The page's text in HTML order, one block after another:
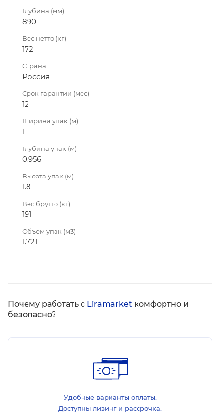
Глубина (мм)
890
Вес нетто (кг)
172
Страна
Россия
Срок гарантии (мес)
12
Ширина упак (м)
1
Глубина упак (м)
0.956
Высота упак (м)
1.8
Вес брутто (кг)
191
Объем упак (м3)
1.721
Почему работать с Liramarket комфортно и
безопасно?
Удобные варианты оплаты.
Доступны лизинг и рассрочка.